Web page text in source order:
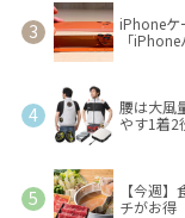
iPhoneケ
「
腰は大風
やす1着2
【今週
チがお得